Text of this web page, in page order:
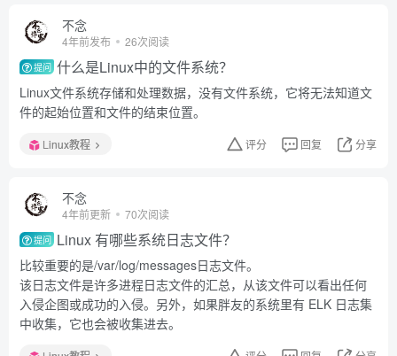
不念
4年前发布 26次阅读
提问 什么是Linux中的文件系统？
Linux文件系统存储和处理数据，没有文件系统，它将无法知道文
件的起始位置和文件的结束位置。
Linux教程 评分 回复 分享
不念
4年前更新 70次阅读
提问 Linux 有哪些系统日志文件？
比较重要的是/var/log/messages日志文件。
该日志文件是许多进程日志文件的汇总，从该文件可以看出任何
入侵企图或成功的入侵。另外，如果胖友的系统里有 ELK 日志集
中收集，它也会被收集进去。